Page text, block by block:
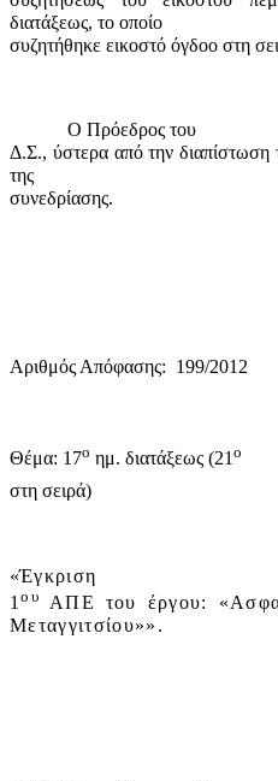
διατάξεως, το οποίο
συζητήθηκε εικοστό όγδοο στη
Ο Πρόεδρος του
Δ.Σ., ύστερα από την διαπίστωση
της
συνεδρίασης.
Αριθμός Απόφασης: 199/2012
Θέμα: 17ο ημ. διατάξεως (21 ο
στη σειρά)
«Έγκριση
1ου
ΑΠΕ του έργου:
Μεταγγιτσίου»».